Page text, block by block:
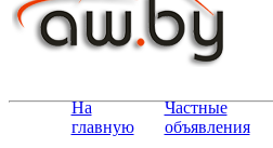
На
главную
Частные
объявления